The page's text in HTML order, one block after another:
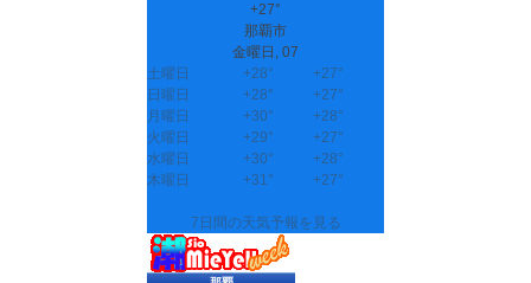
+27°
那覇市
金曜日, 07
土曜日
+28° +27°
日曜日
+28° +27°
月曜日
+30° +28°
火曜日
+29° +27°
水曜日
+30° +28°
木曜日
+31° +27°
7日間の天気予報を見る